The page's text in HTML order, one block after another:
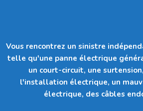
Vous rencontrez un sinistre
telle qu'une panne électrique
un court-circuit, une
l'installation électrique, un
électrique, des câbles